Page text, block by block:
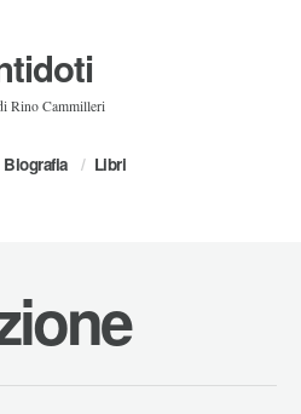
Rino Cammilleri
Biografia Libri